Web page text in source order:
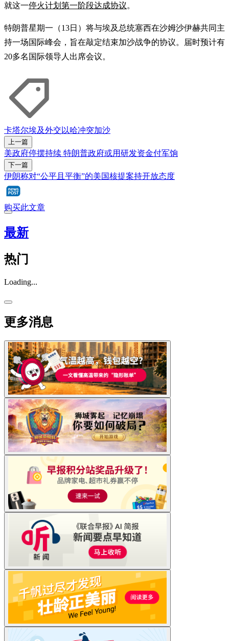
就这一停火计划第一阶段达成协议。
特朗普星期一（13日）将与埃及总统塞西在沙姆沙伊赫共同主
持一场国际峰会，旨在敲定结束加沙战争的协议。届时预计有
20多名国际领导人出席会议。
卡塔尔埃及外交 以哈冲突加沙
上一篇
美政府停摆持续 特朗普政府或用研发资金付军饷
下一篇
伊朗称对“公平且平衡”的美国核提案持开放态度
购买此文章
最新
热门
Loading...
更多消息